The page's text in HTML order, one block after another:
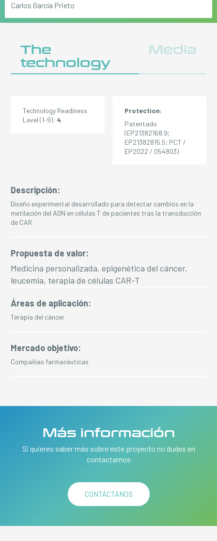
Carlos García Prieto
The
technology
Media
Descripción:
Diseño experimental desarrollado para detectar cambios en la
metilación del ADN en células T de pacientes tras la transducción
de CAR
Propuesta de valor:
Medicina personalizada, epigenética del cáncer,
leucemia, terapia de células CAR-T
Áreas de aplicación:
Terapia del cáncer
Mercado objetivo:
Compañías farmacéuticas
Technology Readiness
Level (1-9): 4
Protection:
Patentado
(EP21382168.9;
EP21382815.5; PCT /
EP2022 / 054803)
Más información
Si quieres saber más sobre este proyecto no dudes en
contactarnos
CONTÁCTANOS